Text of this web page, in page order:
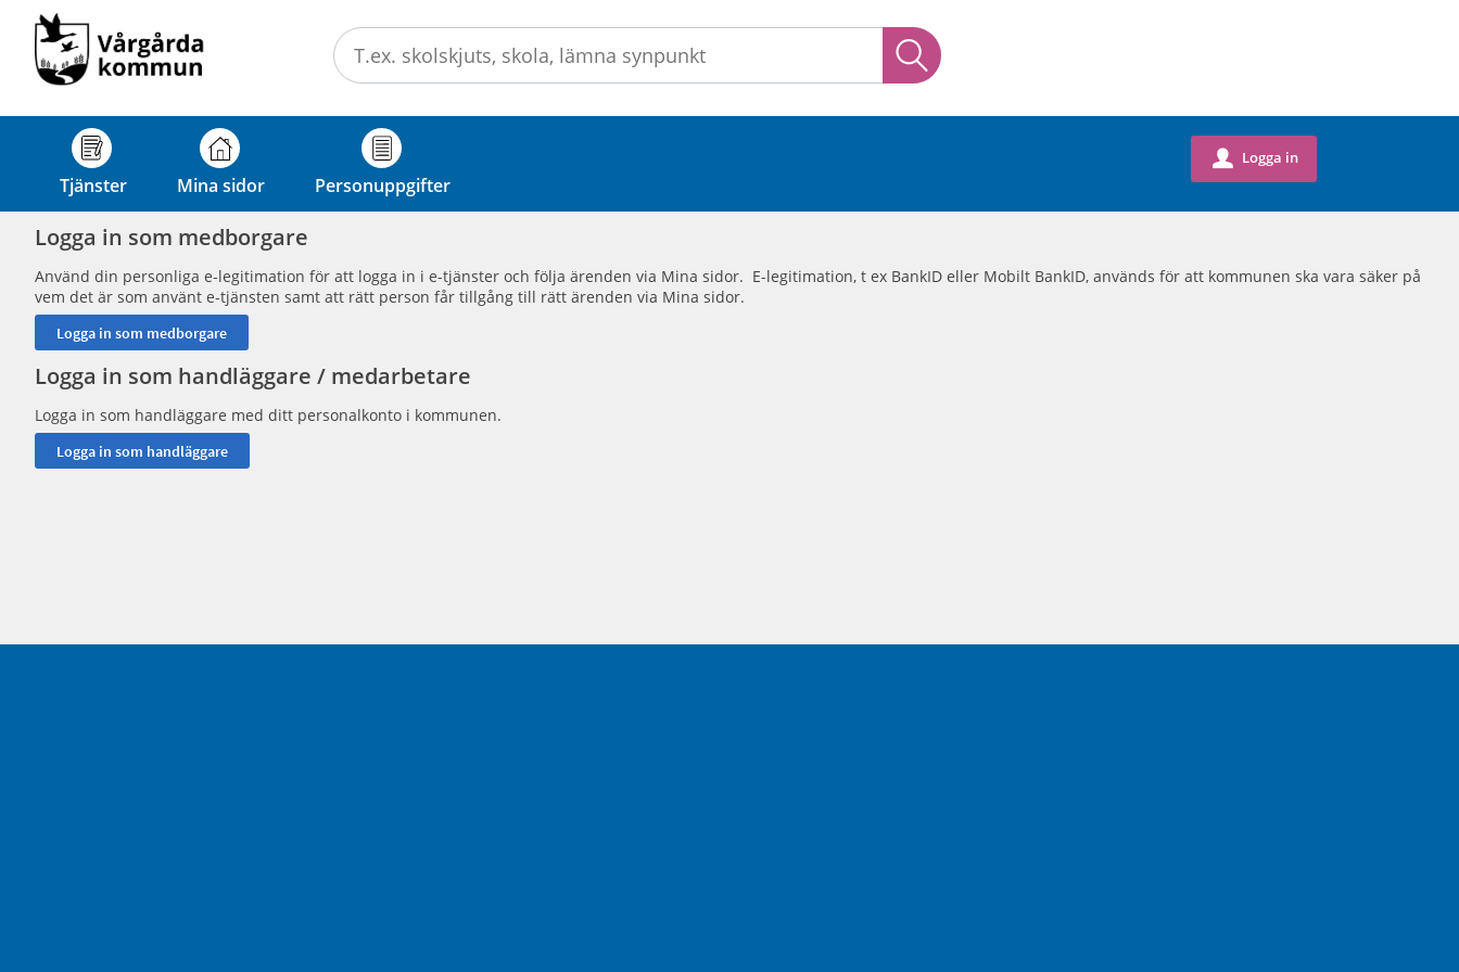
Välkommen
Vårgårda
kommunTjänster Mina sidor Personuppgifter
u Logga in
Logga in som medborgare
Använd din personliga e-legitimation för att logga in i e-tjänster och följa ärenden via Mina sidor. E-legitimation, t ex BankID eller Mobilt BankID, används för att kommunen ska vara säker på
vem det är som använt e-tjänsten samt att rätt person får tillgång till rätt ärenden via Mina sidor.
Logga in som handläggare / medarbetare
Logga in som handläggare med ditt personalkonto i kommunen.